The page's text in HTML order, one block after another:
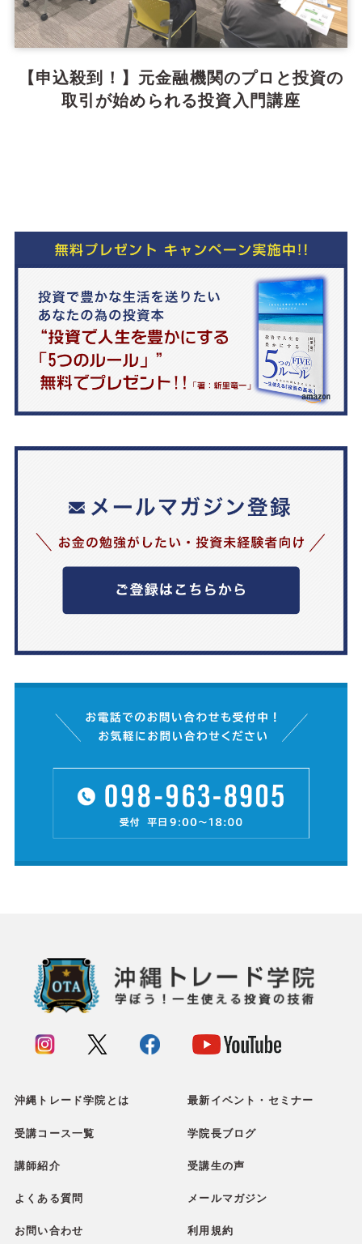
【申込殺到！】元金融機関のプロと投資の
取引が始められる投資入門講座
沖縄トレード学院とは 最新イベント・セミナー
受講コース一覧 学院長ブログ
講師紹介 受講生の声
よくある質問 メールマガジン
お問い合わせ 利用規約